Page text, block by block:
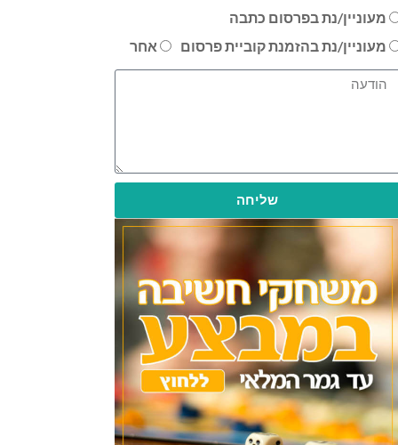
מעוניין/נת בפרסום כתבה
מעוניין/נת בהזמנת קוביית פרסום
אחר
שליחה